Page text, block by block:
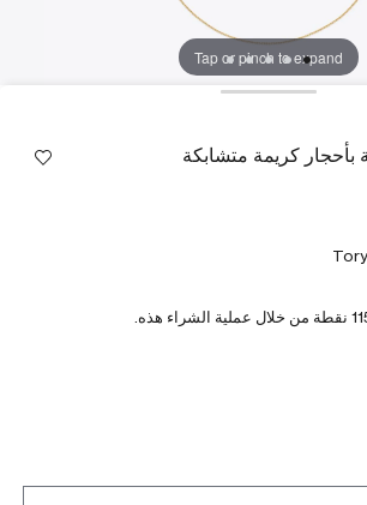
Tap or pinch to expand
بأحجار كريمة متشابكة
نقطة من خلال عملية الشراء هذه.